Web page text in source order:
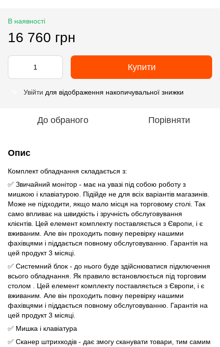
В наявності
16 760 грн
Купити
Увійти для відображення накопичувальної знижки
До обраного Порівняти
Опис
Комплект обладнання складається з:
✅ Звичайний монітор - має на увазі під собою роботу з
мишкою і клавіатурою. Підійде не для всіх варіантів магазинів.
Може не підходити, якщо мало місця на торговому столі. Так
само впливає на швидкість і зручність обслуговування
клієнтів. Цей елемент комплекту поставляється з Європи, і є
вживаним. Але він проходить повну перевірку нашими
фахівцями і піддається повному обслуговуванню. Гарантія на
цей продукт 3 місяці.
✅ Системний блок - до нього буде здійснюватися підключення
всього обладнання. Як правило встановлюється під торговим
столом . Цей елемент комплекту поставляється з Європи, і є
вживаним. Але він проходить повну перевірку нашими
фахівцями і піддається повному обслуговуванню. Гарантія на
цей продукт 3 місяці.
✅ Мишка і клавіатура
✅ Сканер штрихкодів - дає змогу сканувати товари, тим самим